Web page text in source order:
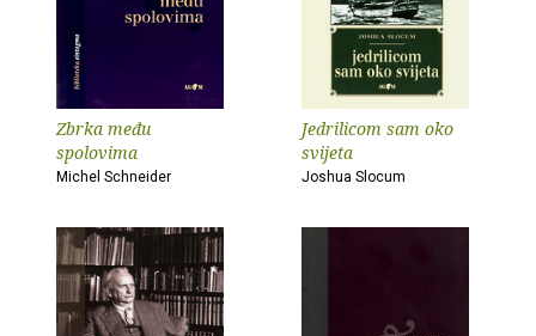
Zbrka među
spolovima
Michel Schneider
Jedrilicom sam oko
svijeta
Joshua Slocum